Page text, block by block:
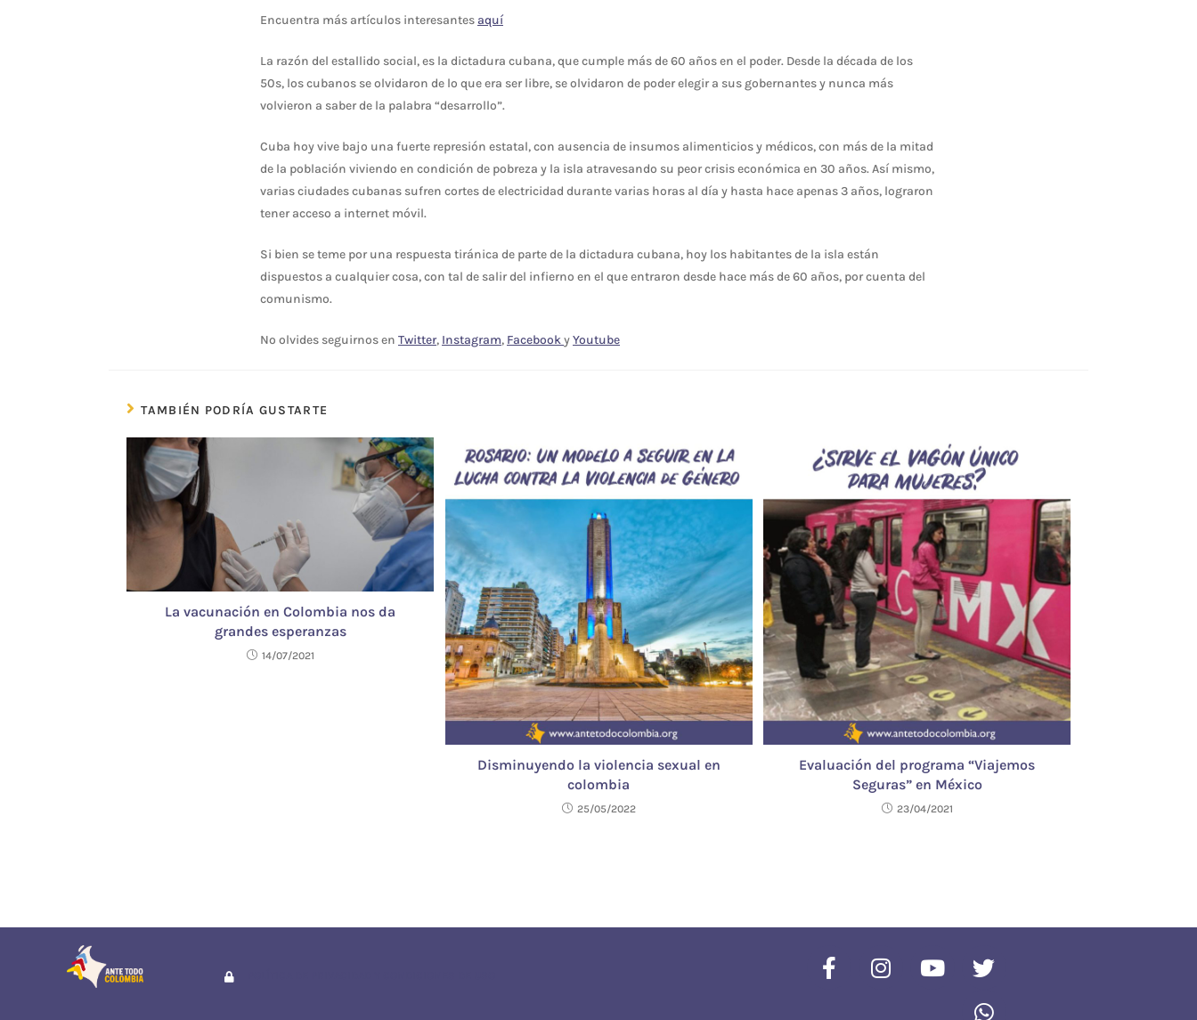
Encuentra más artículos interesantes aquí
La razón del estallido social, es la dictadura cubana, que cumple más de 60 años en el poder. Desde la década de los
50s, los cubanos se olvidaron de lo que era ser libre, se olvidaron de poder elegir a sus gobernantes y nunca más
volvieron a saber de la palabra “desarrollo”.
Cuba hoy vive bajo una fuerte represión estatal, con ausencia de insumos alimenticios y médicos, con más de la mitad
de la población viviendo en condición de pobreza y la isla atravesando su peor crisis económica en 30 años. Así mismo,
varias ciudades cubanas sufren cortes de electricidad durante varias horas al día y hasta hace apenas 3 años, lograron
tener acceso a internet móvil.
Si bien se teme por una respuesta tiránica de parte de la dictadura cubana, hoy los habitantes de la isla están
dispuestos a cualquier cosa, con tal de salir del infierno en el que entraron desde hace más de 60 años, por cuenta del
comunismo.
No olvides seguirnos en Twitter, Instagram, FacebookyYoutube
TAMBIÉN PODRÍA GUSTARTE
La vacunación en Colombia nos da
grandes esperanzas
14/07/2021
Disminuyendo la violencia sexual en
colombia
25/05/2022
Evaluación del programa “Viajemos
Seguras” en México
23/04/2021